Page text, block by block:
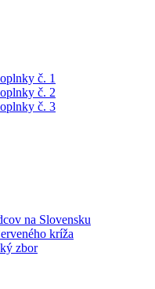
č. 1
č. 2
č. 3
na Slovensku
kríža
zbor